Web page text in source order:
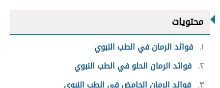
محتويات
١ فوائد الرمان في الطب النبوي
٢ فوائد الرمان الحلو في الطب النبوي
٣ فوائد الرمان الحامض في الطب النبوي